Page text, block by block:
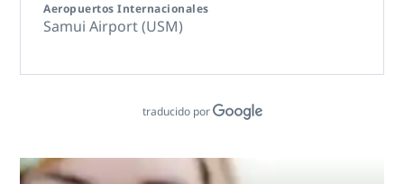
Aeropuertos Internacionales
Samui Airport (USM)
traducido por